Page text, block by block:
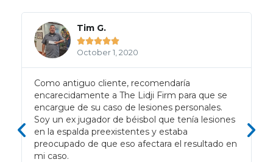
Tim G.

October 1, 2020
Como antiguo cliente, recomendaría
encarecidamente a The Lidji Firm para que se
encargue de su caso de lesiones personales.
Soy un ex jugador de béisbol que tenía lesiones
en la espalda preexistentes y estaba
preocupado de que eso afectara el resultado en
mi caso.